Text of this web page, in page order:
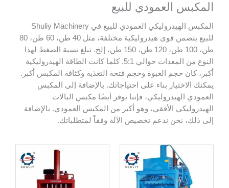
المكبس العمودي للبيع
المكبس الهيدروليكي العمودي للبيع في Shuliy Machinery
للبيع يتضمن قوى هيدروليكية مختلفة، مثل 40 طن، 60 طن، 80
طن، 100 طن، 120 طن، 150 طن، إلخ. تبلغ نسبة الضغط لهذا
النوع من المعدات حوالي 5:1. كلما كانت الطاقة الهيدروليكية
أكبر، كان حجم العبوة وحجم فتحة التغذية وكثافة المكبس أكبر.
يمكنك الاختيار بناء على احتياجاتك. بالإضافة إلى المكبس
العمودي الهيدروليكي، فإننا نوفر أيضًا مكبس البالات
الهيدروليكي الأفقي، وهو أكبر من المكبس العمودي. بالإضافة
إلى ذلك، نحن ندعم تخصيص الآلة وفقاً لمتطلباتك.